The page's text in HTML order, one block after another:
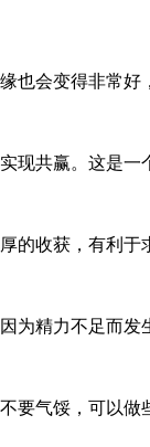
会变得非常
共赢。这是
收获，有利
精力不足而
气馁，可以